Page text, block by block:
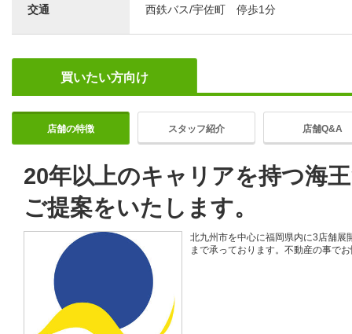
交通 西鉄バス/宇佐町 停歩1分
買いたい方向け
店舗の特徴 スタッフ紹介 店舗Q&A
20年以上のキャリアを持つ海
ご提案をいたします。
北九州市を中心に福岡県内に3店舗展
まで承っております。不動産の事で